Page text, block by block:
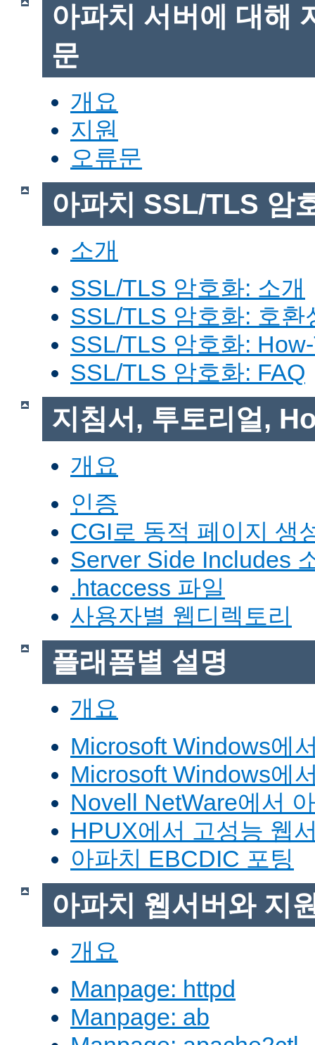
아파치 서버에 대해
문
개요
지원
오류문
아파치 SSL/TLS 암
소개
SSL/TLS 암호화: 소개
SSL/TLS 암호화: 호환
SSL/TLS 암호화:
SSL/TLS 암호화: FAQ
지침서, 투토리얼,
개요
인증
CGI로 동적 페이지 생
Server Side Includes
.htaccess 파일
사용자별 웹디렉토리
플래폼별 설명
개요
Microsoft Windows에
Microsoft Windows에
Novell NetWare에서
HPUX에서 고성능 웹
아파치 EBCDIC 포팅
아파치 웹서버와 지
개요
Manpage: httpd
Manpage: ab